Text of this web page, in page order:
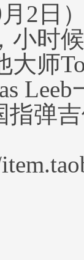
2日
小时
师
指弹